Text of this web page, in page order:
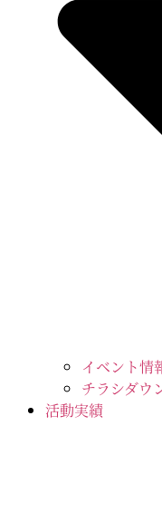
イベント情
チラシダウ
活動実績